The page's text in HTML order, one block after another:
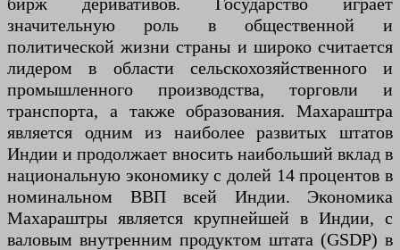
значительную роль в общественной и
политической жизни страны и широко считается
лидером в области сельскохозяйственного и
промышленного производства, торговли и
транспорта, а также образования. Махараштра
является одним из наиболее развитых штатов
Индии и продолжает вносить наибольший вклад в
национальную экономику с долей 14 процентов в
номинальном ВВП всей Индии. Экономика
Махараштры является крупнейшей в Индии, с
валовым внутренним продуктом штата (GSDP) в